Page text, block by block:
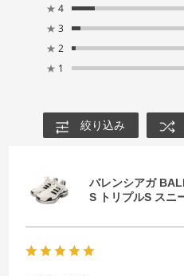
★ 4
★ 3
★ 2
★ 1
絞り込み
バレンシアガ
S トリプルS スニ